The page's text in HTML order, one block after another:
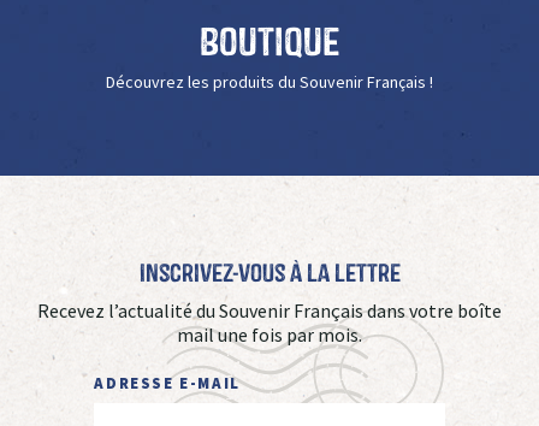
Boutique
Découvrez les produits du Souvenir Français !
Inscrivez-vous à La Lettre
Recevez l’actualité du Souvenir Français dans votre boîte
mail une fois par mois.
ADRESSE E-MAIL